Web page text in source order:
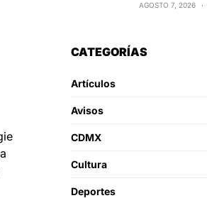
AGOSTO 7, 2026
CATEGORÍAS
Artículos
Avisos
CDMX
Cultura
Deportes